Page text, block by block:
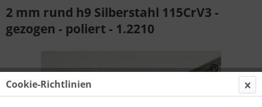
2 mm rund h9 Silberstahl 115CrV3 -
gezogen - poliert - 1.2210
Cookie-Richtlinien